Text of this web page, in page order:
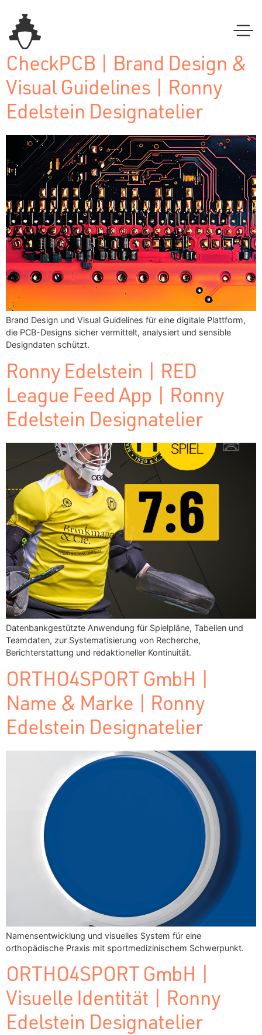
CheckPCB | Brand Design &
Visual Guidelines | Ronny
Edelstein Designatelier
Brand Design und Visual Guidelines für eine digitale Plattform,
die PCB-Designs sicher vermittelt, analysiert und sensible
Designdaten schützt.
Ronny Edelstein | RED
League Feed App | Ronny
Edelstein Designatelier
Datenbankgestützte Anwendung für Spielpläne, Tabellen und
Teamdaten, zur Systematisierung von Recherche,
Berichterstattung und redaktioneller Kontinuität.
ORTHO4SPORT GmbH |
Name & Marke | Ronny
Edelstein Designatelier
Namensentwicklung und visuelles System für eine
orthopädische Praxis mit sportmedizinischem Schwerpunkt.
ORTHO4SPORT GmbH |
Visuelle Identität | Ronny
Edelstein Designatelier